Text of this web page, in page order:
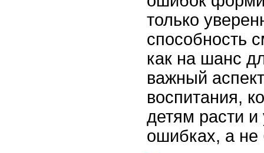
только
способность
как на шанс
важный
воспитания,
детям расти и
ошибках, а не